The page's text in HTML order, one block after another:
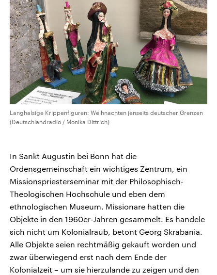
Langhalsige Krippenfiguren: Weihnachten jenseits deutscher Grenzen
(Deutschlandradio / Monika Dittrich)
In Sankt Augustin bei Bonn hat die
Ordensgemeinschaft ein wichtiges Zentrum, ein
Missionspriesterseminar mit der Philosophisch-
Theologischen Hochschule und eben dem
ethnologischen Museum. Missionare hatten die
Objekte in den 1960er-Jahren gesammelt. Es handele
sich nicht um Kolonialraub, betont Georg Skrabania.
Alle Objekte seien rechtmäßig gekauft worden und
zwar überwiegend erst nach dem Ende der
Kolonialzeit – um sie hierzulande zu zeigen und den